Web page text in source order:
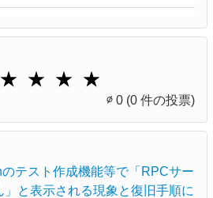
Star
★2 Stars
★ 3 Stars
★ 4 Stars
★
∅ 0(0 件の投票)
テスト作成機能等で「RPCサー
と表示される現象と復旧手順に